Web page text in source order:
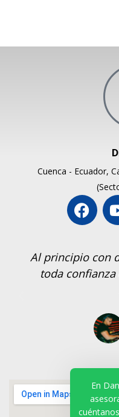
Cuenca - Ecuador,
Al principio con
toda
En